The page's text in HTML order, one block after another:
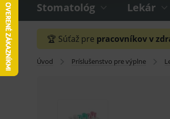
Stomatológ Lekár
🏆 Súťaž pre pracovníkov v
Úvod Príslušenstvo pre výplne